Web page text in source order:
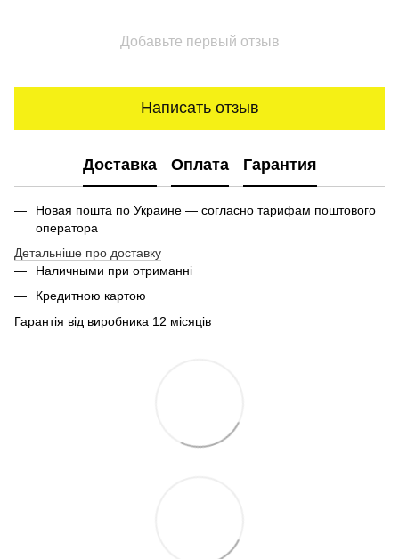
Добавьте первый отзыв
Написать отзыв
Доставка Оплата Гарантия
Новая пошта по Украине — согласно тарифам поштового
оператора
Детальніше про доставку
Наличными при отриманні
Кредитною картою
Гарантія від виробника 12 місяців